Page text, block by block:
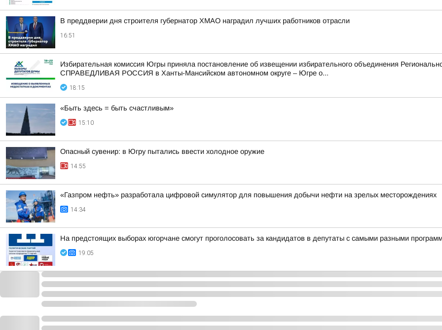
В преддверии дня строителя губернатор ХМАО наградил лучших работников отрасли
16:51
Избирательная комиссия Югры приняла постановление об извещении избирательного объединения
СПРАВЕДЛИВАЯ РОССИЯ в Ханты-Мансийском автономном округе – Югре о...
18:15
«Быть здесь = быть счастливым»
15:10
Опасный сувенир: в Югру пытались ввести холодное оружие
14:55
«Газпром нефть» разработала цифровой симулятор для повышения добычи нефти на зрелых месторождениях
14:34
На предстоящих выборах югорчане смогут проголосовать за кандидатов в депутаты с самыми разными
19:05